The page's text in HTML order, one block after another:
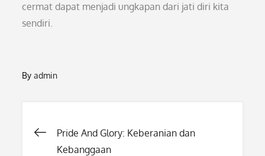
cermat dapat menjadi ungkapan dari jati diri kita
sendiri.
Byadmin
Post
Pride And Glory: Keberanian dan
Kebanggaan